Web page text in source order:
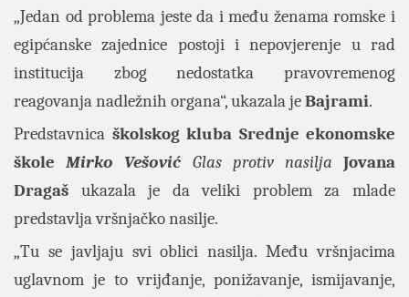
„Jedan od problema jeste da i među ženama romske i
egipćanske zajednice postoji i nepovjerenje u rad
institucija zbog nedostatka pravovremenog
reagovanja nadležnih organa“, ukazala jeBajrami.
Predstavnica školskog kluba Srednje ekonomske
školeMirko Vešović Glas protiv nasilja Jovana
Dragaš ukazala je da veliki problem za mlade
predstavlja vršnjačko nasilje.
„Tu se javljaju svi oblici nasilja. Među vršnjacima
uglavnom je to vrijđanje, ponižavanje, ismijavanje,